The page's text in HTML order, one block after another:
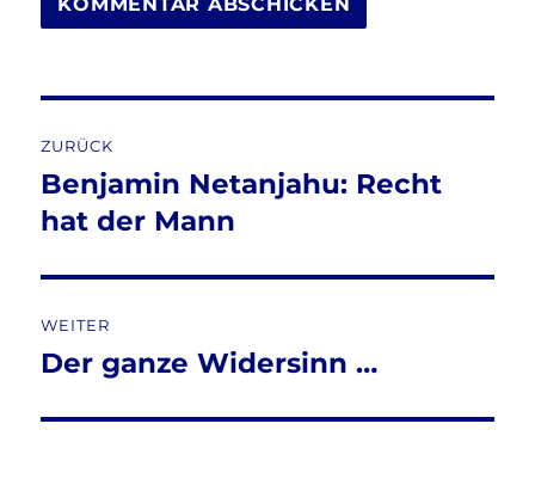
ZURÜCK
Vorheriger
Beitrag:
Benjamin Netanjahu: Recht
hat der Mann
WEITER
Nächster
Der ganze Widersinn …